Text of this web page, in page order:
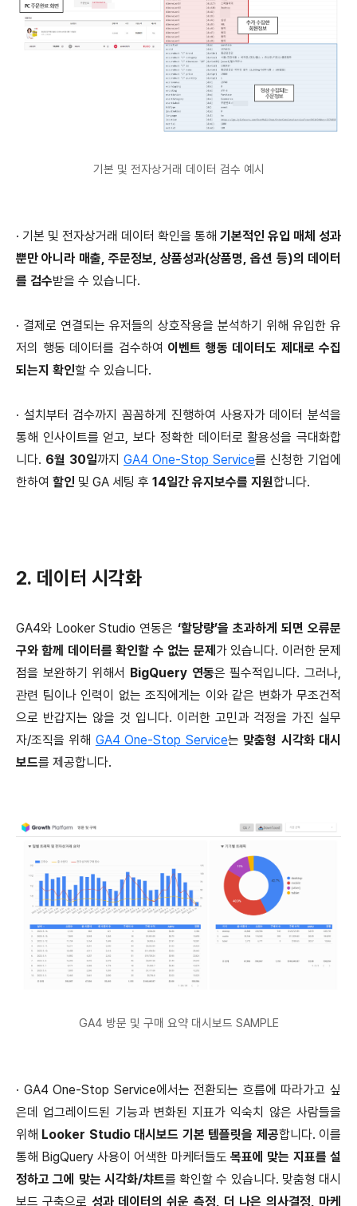
기본 및 전자상거래 데이터 검수 예시
· 기본 및 전자상거래 데이터 확인을 통해 기본적인 유입 매체 성과
뿐만 아니라 매출, 주문정보, 상품성과(상품명, 옵션 등)의 데이터
를 검수받을 수 있습니다.
· 결제로 연결되는 유저들의 상호작용을 분석하기 위해 유입한 유
저의 행동 데이터를 검수하여 이벤트 행동 데이터도 제대로 수집
되는지 확인할 수 있습니다.
· 설치부터 검수까지 꼼꼼하게 진행하여 사용자가 데이터 분석을
통해 인사이트를 얻고, 보다 정확한 데이터로 활용성을 극대화합
니다. 6월 30일까지 GA4 One-Stop Service를 신청한 기업에
한하여 할인 및 GA 세팅 후 14일간 유지보수를 지원합니다.
2. 데이터 시각화
GA4와 Looker Studio 연동은 ‘할당량’을 초과하게 되면 오류문
구와 함께 데이터를 확인할 수 없는 문제 가 있습니다. 이러한 문제
점을 보완하기 위해서 BigQuery 연동은 필수적입니다. 그러나,
관련 팀이나 인력이 없는 조직에게는 이와 같은 변화가 무조건적
으로 반갑지는 않을 것 입니다. 이러한 고민과 걱정을 가진 실무
자/조직을 위해 GA4 One-Stop Service는 맞춤형 시각화 대시
보드를 제공합니다.
GA4 방문 및 구매 요약 대시보드 SAMPLE
· GA4 One-Stop Service에서는 전환되는 흐름에 따라가고 싶
은데 업그레이드된 기능과 변화된 지표가 익숙치 않은 사람들을
위해 Looker Studio 대시보드 기본 템플릿을 제공합니다. 이를
통해 BigQuery 사용이 어색한 마케터들도 목표에 맞는 지표를 설
정하고 그에 맞는 시각화/챠트를 확인할 수 있습니다. 맞춤형 대시
보드 구축으로 성과 데이터의 쉬운 측정, 더 나은 의사결정, 마케